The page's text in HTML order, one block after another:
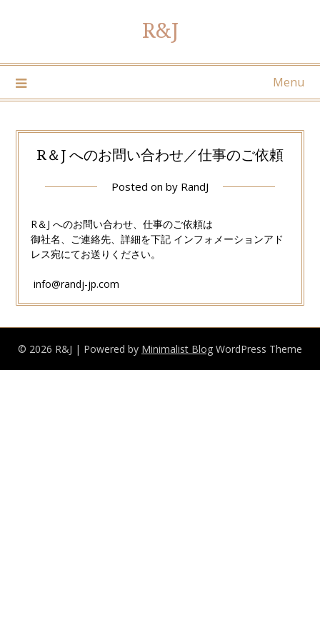
R&J
Menu
R＆J へのお問い合わせ／仕事のご依頼
Posted on by RandJ
R＆J へのお問い合わせ、仕事のご依頼は
御社名、ご連絡先、詳細を下記 インフォメーションアド
レス宛にてお送りください。
info@randj-jp.com
© 2026 R&J | Powered by Minimalist Blog WordPress Theme